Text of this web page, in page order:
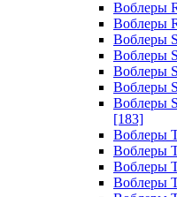
Воблеры
Воблеры
Воблеры
Воблеры
Воблеры
Воблеры
Воблеры
[183]
Воблеры
Воблеры
Воблеры
Воблеры